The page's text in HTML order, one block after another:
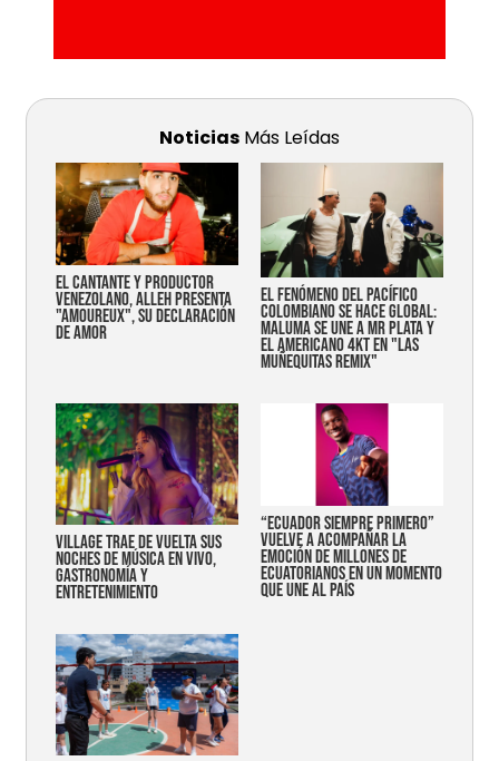
Noticias Más Leídas
EL CANTANTE Y PRODUCTOR
VENEZOLANO, ALLEH PRESENTA
"AMOUREUX", SU DECLARACIÓN
DE AMOR
EL FENÓMENO DEL PACÍFICO
COLOMBIANO SE HACE GLOBAL:
MALUMA SE UNE A MR PLATA Y
EL AMERICANO 4KT EN "LAS
MUÑEQUITAS REMIX"
Village trae de vuelta sus
noches de música en vivo,
gastronomía y
entretenimiento
“Ecuador siempre primero”
vuelve a acompañar la
emoción de millones de
ecuatorianos en un momento
que une al país